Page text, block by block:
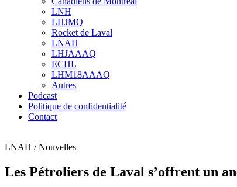
sub
menu
LNH
LHJMQ
Rocket de Laval
LNAH
LHJAAAQ
ECHL
LHM18AAAQ
Autres
Podcast
Politique de confidentialité
Contact
LNAH /Nouvelles
Les Pétroliers de Laval s’offrent un